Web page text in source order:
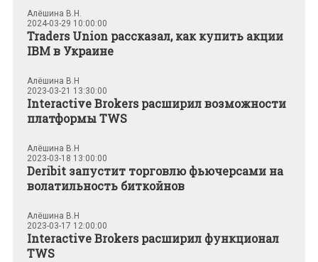
Алёшина В.Н.
2024-03-29 10:00:00
Traders Union рассказал, как купить акции
IBM в Украине
Алёшина В.Н
2023-03-21 13:30:00
Interactive Brokers расширил возможности
платформы TWS
Алёшина В.Н
2023-03-18 13:00:00
Deribit запустит торговлю фьючерсами на
волатильность биткойнов
Алёшина В.Н
2023-03-17 12:00:00
Interactive Brokers расширил функционал
TWS